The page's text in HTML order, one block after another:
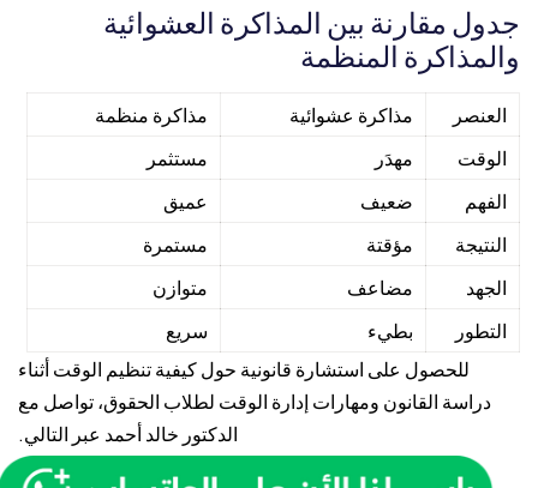
جدول مقارنة بين المذاكرة العشوائية
والمذاكرة المنظمة
العنصر مذاكرة عشوائية
مذاكرة منظمة
الوقت
مهدَر
مستثمر
الفهم
ضعيف
عميق
النتيجة
مؤقتة
مستمرة
الجهد
مضاعف
متوازن
التطور
بطيء
سريع
للحصول على استشارة قانونية حول كيفية تنظيم الوقت أثناء
دراسة القانون ومهارات إدارة الوقت لطلاب الحقوق، تواصل مع
الدكتور خالد أحمدعبر التالي.